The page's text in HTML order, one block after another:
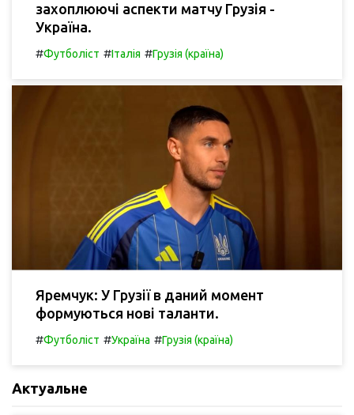
захоплюючі аспекти матчу Грузія -
Україна.
#Футболіст #Італія #Грузія (країна)
Яремчук: У Грузії в даний момент
формуються нові таланти.
#Футболіст #Україна #Грузія (країна)
Актуальне